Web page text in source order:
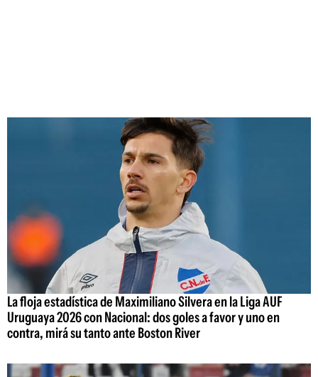
La floja estadística de Maximiliano Silvera en la Liga AUF
Uruguaya 2026 con Nacional: dos goles a favor y uno en
contra, mirá su tanto ante Boston River